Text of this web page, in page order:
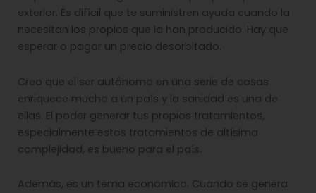
exterior. Es difícil que te suministren ayuda cuando la
necesitan los propios que la han producido. Hay que
esperar o pagar un precio desorbitado.
Creo que el ser autónomo en una serie de cosas
enriquece mucho a un país y la sanidad es una de
ellas. El poder generar tus propios tratamientos,
especialmente estos tratamientos de altísima
complejidad, es bueno para el país.
Además, es un tema económico. Cuando se genera